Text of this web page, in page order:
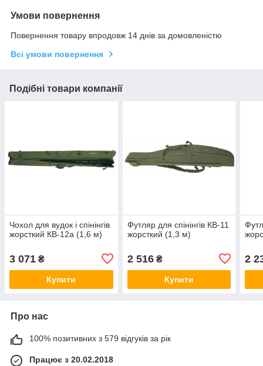
Умови повернення
Повернення товару впродовж 14 днів за домовленістю
Всі умови повернення
Подібні товари компанії
Чохол для вудок і спінінгів
жорсткий КВ-12а (1,6 м)
3 071 ₴
Купити
Футляр для спінінгів КВ-11
жорсткий (1,3 м)
2 516₴
Купити
2
Про нас
100% позитивних з 579 відгуків за рік
Працює з 20.02.2018